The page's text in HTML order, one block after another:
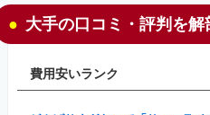
大手の口コミ・評判を解
費用安いランク